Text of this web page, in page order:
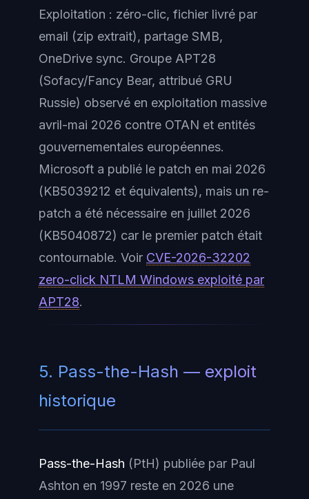
Exploitation : zéro-clic, fichier livré par
email (zip extrait), partage SMB,
OneDrive sync. Groupe APT28
(Sofacy/Fancy Bear, attribué GRU
Russie) observé en exploitation massive
avril-mai 2026 contre OTAN et entités
gouvernementales européennes.
Microsoft a publié le patch en mai 2026
(KB5039212 et équivalents), mais un re-
patch a été nécessaire en juillet 2026
(KB5040872) car le premier patch était
contournable. Voir CVE-2026-32202
zero-click NTLM Windows exploité par
APT28.
5. Pass-the-Hash — exploit
historique
Pass-the-Hash (PtH) publiée par Paul
Ashton en 1997 reste en 2026 une